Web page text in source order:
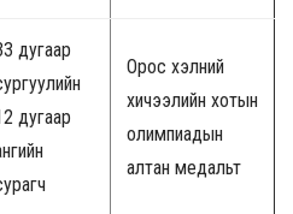
дугаар
дугаар
Орос хэлний
хичээлийн хотын
олимпиадын
алтан медальт